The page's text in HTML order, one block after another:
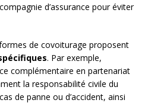
d’assurance pour éviter
de covoiturage proposent
. Par exemple,
complémentaire en partenariat
la responsabilité civile du
de panne ou d’accident, ainsi